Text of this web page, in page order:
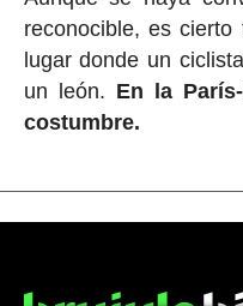
reconocible, es
lugar donde un
un león. En la
costumbre.